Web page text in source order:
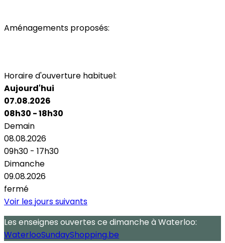
Aménagements proposés:
Horaire d'ouverture habituel:
Aujourd'hui
07.08.2026
08h30 - 18h30
Demain
08.08.2026
09h30 - 17h30
Dimanche
09.08.2026
fermé
Voir les jours suivants
Les enseignes ouvertes ce dimanche à Waterloo:
WaterlooSundayShopping.be